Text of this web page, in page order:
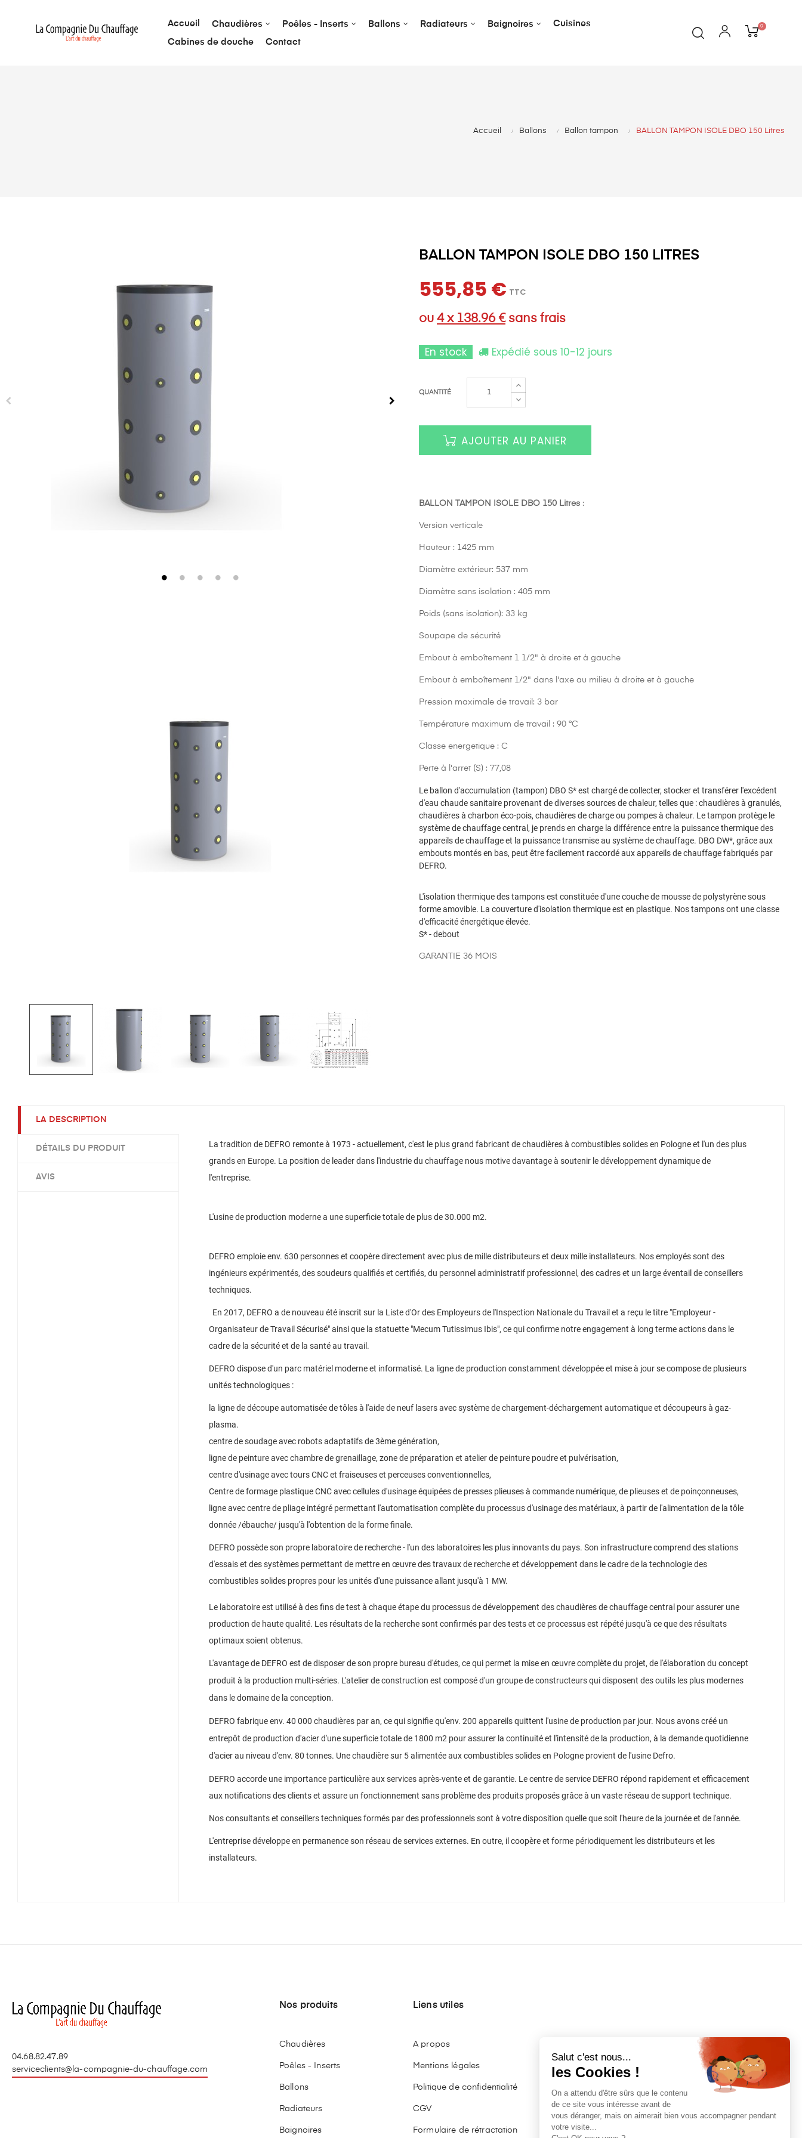
Accueil Chaudières Poêles - Inserts Ballons Radiateurs Baignoires Cuisines
Cabines de douche Contact
0
Accueil Ballons Ballon tampon BALLON TAMPON ISOLE DBO 150 Litres
BALLON TAMPON ISOLE DBO 150 LITRES
555,85 € TTC
ou 4 x 138.96 €sans frais
En stock Expédié sous 10-12 jours
QUANTITÉ
AJOUTER AU PANIER
BALLON TAMPON ISOLE DBO 150 Litres :
Version verticale
Hauteur : 1425 mm
Diamètre extérieur: 537 mm
Diamètre sans isolation : 405 mm
Poids (sans isolation): 33 kg
Soupape de sécurité
Embout à emboîtement 1 1/2" à droite et à gauche
Embout à emboîtement 1/2" dans l'axe au milieu à droite et à gauche
Pression maximale de travail: 3 bar
Température maximum de travail : 90 °C
Classe energetique : C
Perte à l'arret (S) : 77,08
Le ballon d'accumulation (tampon) DBO S* est chargé de collecter, stocker et transférer l'excédent
d'eau chaude sanitaire provenant de diverses sources de chaleur, telles que : chaudières à granulés,
chaudières à charbon éco-pois, chaudières de charge ou pompes à chaleur. Le tampon protège le
système de chauffage central, je prends en charge la différence entre la puissance thermique des
appareils de chauffage et la puissance transmise au système de chauffage. DBO DW*, grâce aux
embouts montés en bas, peut être facilement raccordé aux appareils de chauffage fabriqués par
DEFRO.
L'isolation thermique des tampons est constituée d'une couche de mousse de polystyrène sous
forme amovible. La couverture d'isolation thermique est en plastique. Nos tampons ont une classe
d'efficacité énergétique élevée.
S* - debout
GARANTIE 36 MOIS
LA DESCRIPTION
DÉTAILS DU PRODUIT
AVIS
La tradition de DEFRO remonte à 1973 - actuellement, c'est le plus grand fabricant de chaudières à combustibles solides en Pologne et l'un des plus
grands en Europe. La position de leader dans l'industrie du chauffage nous motive davantage à soutenir le développement dynamique de
l'entreprise.
L'usine de production moderne a une superficie totale de plus de 30.000 m2.
DEFRO emploie env. 630 personnes et coopère directement avec plus de mille distributeurs et deux mille installateurs. Nos employés sont des
ingénieurs expérimentés, des soudeurs qualifiés et certifiés, du personnel administratif professionnel, des cadres et un large éventail de conseillers
techniques.
En 2017, DEFRO a de nouveau été inscrit sur la Liste d'Or des Employeurs de l'Inspection Nationale du Travail et a reçu le titre "Employeur -
Organisateur de Travail Sécurisé" ainsi que la statuette "Mecum Tutissimus Ibis", ce qui confirme notre engagement à long terme actions dans le
cadre de la sécurité et de la santé au travail.
DEFRO dispose d'un parc matériel moderne et informatisé. La ligne de production constamment développée et mise à jour se compose de plusieurs
unités technologiques :
la ligne de découpe automatisée de tôles à l'aide de neuf lasers avec système de chargement-déchargement automatique et découpeurs à gaz-
plasma.
centre de soudage avec robots adaptatifs de 3ème génération,
ligne de peinture avec chambre de grenaillage, zone de préparation et atelier de peinture poudre et pulvérisation,
centre d'usinage avec tours CNC et fraiseuses et perceuses conventionnelles,
Centre de formage plastique CNC avec cellules d'usinage équipées de presses plieuses à commande numérique, de plieuses et de poinçonneuses,
ligne avec centre de pliage intégré permettant l'automatisation complète du processus d'usinage des matériaux, à partir de l'alimentation de la tôle
donnée /ébauche/ jusqu'à l'obtention de la forme finale.
DEFRO possède son propre laboratoire de recherche - l'un des laboratoires les plus innovants du pays. Son infrastructure comprend des stations
d'essais et des systèmes permettant de mettre en œuvre des travaux de recherche et développement dans le cadre de la technologie des
combustibles solides propres pour les unités d'une puissance allant jusqu'à 1 MW.
Le laboratoire est utilisé à des fins de test à chaque étape du processus de développement des chaudières de chauffage central pour assurer une
production de haute qualité. Les résultats de la recherche sont confirmés par des tests et ce processus est répété jusqu'à ce que des résultats
optimaux soient obtenus.
L'avantage de DEFRO est de disposer de son propre bureau d'études, ce qui permet la mise en œuvre complète du projet, de l'élaboration du concept
produit à la production multi-séries. L'atelier de construction est composé d'un groupe de constructeurs qui disposent des outils les plus modernes
dans le domaine de la conception.
DEFRO fabrique env. 40 000 chaudières par an, ce qui signifie qu'env. 200 appareils quittent l'usine de production par jour. Nous avons créé un
entrepôt de production d'acier d'une superficie totale de 1800 m2 pour assurer la continuité et l'intensité de la production, à la demande quotidienne
d'acier au niveau d'env. 80 tonnes. Une chaudière sur 5 alimentée aux combustibles solides en Pologne provient de l'usine Defro.
DEFRO accorde une importance particulière aux services après-vente et de garantie. Le centre de service DEFRO répond rapidement et efficacement
aux notifications des clients et assure un fonctionnement sans problème des produits proposés grâce à un vaste réseau de support technique.
Nos consultants et conseillers techniques formés par des professionnels sont à votre disposition quelle que soit l'heure de la journée et de l'année.
L'entreprise développe en permanence son réseau de services externes. En outre, il coopère et forme périodiquement les distributeurs et les
installateurs.
04.68.82.47.89
serviceclients@la-compagnie-du-chauffage.com
Nos produits
Chaudières
Poêles - Inserts
Ballons
Radiateurs
Baignoires
Liens utiles
A propos
Mentions légales
Politique de confidentialité
CGV
Formulaire de rétractation
Salut c'est nous...
les Cookies !
On a attendu d'être sûrs que le contenu
de ce site vous intéresse avant de
vous déranger, mais on aimerait bien vous accompagner pendant
votre visite...